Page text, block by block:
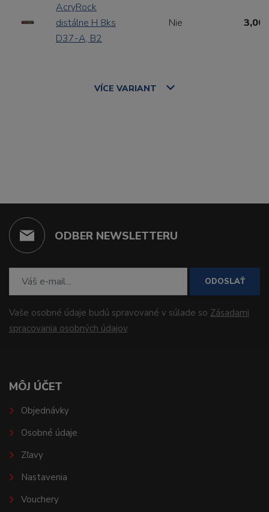
AcryRock
distálne H 8ks
D37-A, B2
Nie 3,00
VÍCE VARIANT
ODBER NEWSLETTERU
ODOSLAŤ
Vaše osobné údaje budú spravované v súlade so Zásadami
spracovania osobných údajov.
MÔJ ÚČET
Objednávky
Osobné údaje
Zľavy
Nastavenia
Vouchery